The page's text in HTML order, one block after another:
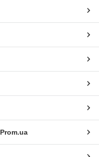
Prom.ua